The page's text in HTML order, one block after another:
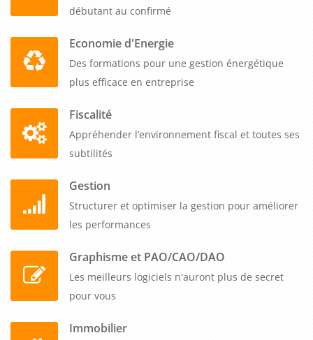
débutant au confirmé
Economie d'Energie
Des formations pour une gestion énergétique
plus efficace en entreprise
Fiscalité
Appréhender l’environnement fiscal et toutes ses
subtilités
Gestion
Structurer et optimiser la gestion pour améliorer
les performances
Graphisme et PAO/CAO/DAO
Les meilleurs logiciels n'auront plus de secret
pour vous
Immobilier